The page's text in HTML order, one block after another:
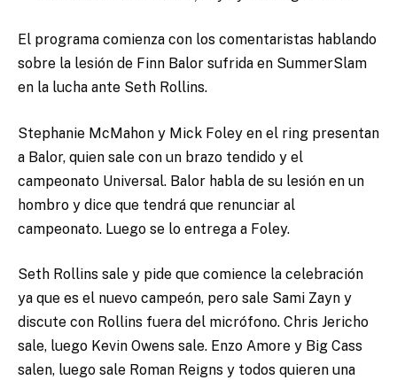
El programa comienza con los comentaristas hablando
sobre la lesión de Finn Balor sufrida en SummerSlam
en la lucha ante Seth Rollins.
Stephanie McMahon y Mick Foley en el ring presentan
a Balor, quien sale con un brazo tendido y el
campeonato Universal. Balor habla de su lesión en un
hombro y dice que tendrá que renunciar al
campeonato. Luego se lo entrega a Foley.
Seth Rollins sale y pide que comience la celebración
ya que es el nuevo campeón, pero sale Sami Zayn y
discute con Rollins fuera del micrófono. Chris Jericho
sale, luego Kevin Owens sale. Enzo Amore y Big Cass
salen, luego sale Roman Reigns y todos quieren una